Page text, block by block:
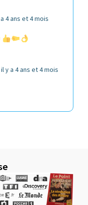
4 ans et 4 mois
il y a 4 ans et 4 mois